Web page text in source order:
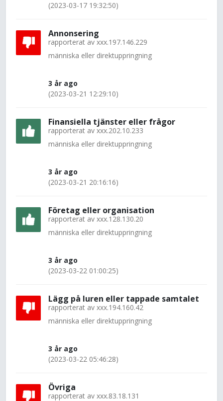
(2023-03-17 19:32:50)
Annonsering
rapporterat av xxx.197.146.229
människa eller direktuppringning
3 år ago
(2023-03-21 12:29:10)
Finansiella tjänster eller frågor
rapporterat av xxx.202.10.233
människa eller direktuppringning
3 år ago
(2023-03-21 20:16:16)
Företag eller organisation
rapporterat av xxx.128.130.20
människa eller direktuppringning
3 år ago
(2023-03-22 01:00:25)
Lägg på luren eller tappade samtalet
rapporterat av xxx.194.160.42
människa eller direktuppringning
3 år ago
(2023-03-22 05:46:28)
Övriga
rapporterat av xxx.83.18.131